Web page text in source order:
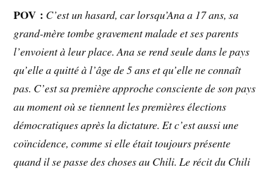
POV : C’est un hasard, car lorsqu’Ana a 17 ans, sa
grand-mère tombe gravement malade et ses parents
l’envoient à leur place. Ana se rend seule dans le pays
qu’elle a quitté à l’âge de 5 ans et qu’elle ne connaît
pas. C’est sa première approche consciente de son pays
au moment où se tiennent les premières élections
démocratiques après la dictature. Et c’est aussi une
coïncidence, comme si elle était toujours présente
quand il se passe des choses au Chili. Le récit du Chili